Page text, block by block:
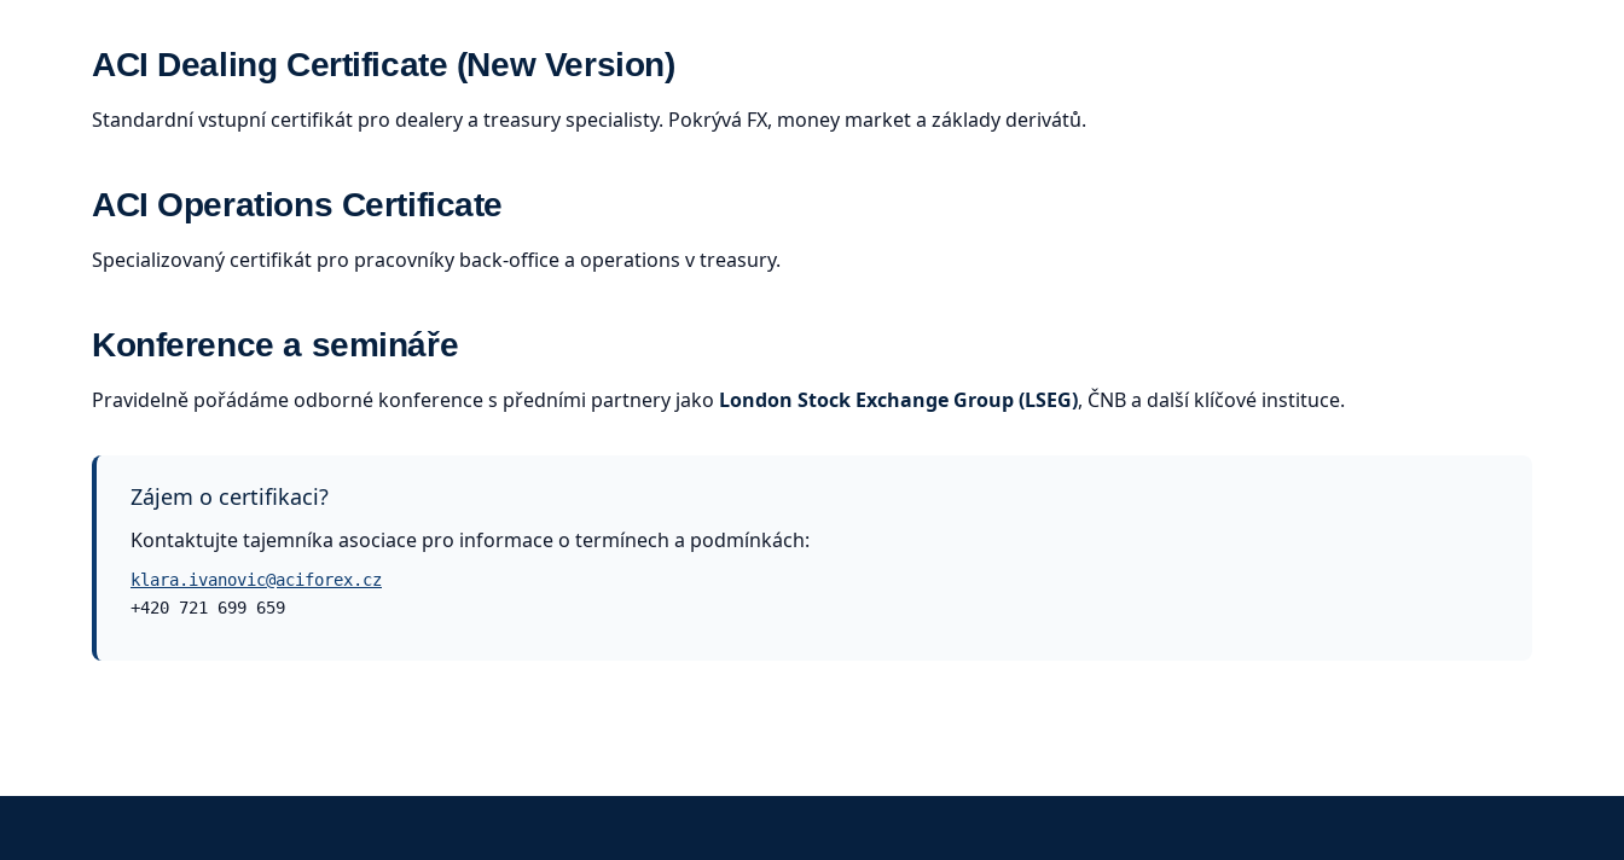
ACI Dealing Certificate (New Version)
Standardní vstupní certifikát pro dealery a treasury specialisty. Pokrývá FX, money market a základy derivátů.
ACI Operations Certificate
Specializovaný certifikát pro pracovníky back-office a operations v treasury.
Konference a semináře
Pravidelně pořádáme odborné konference s předními partnery jako London Stock Exchange Group (LSEG), ČNB a další klíčové instituce.
Zájem o certifikaci?
Kontaktujte tajemníka asociace pro informace o termínech a podmínkách:
klara.ivanovic@aciforex.cz
+420 721 699 659